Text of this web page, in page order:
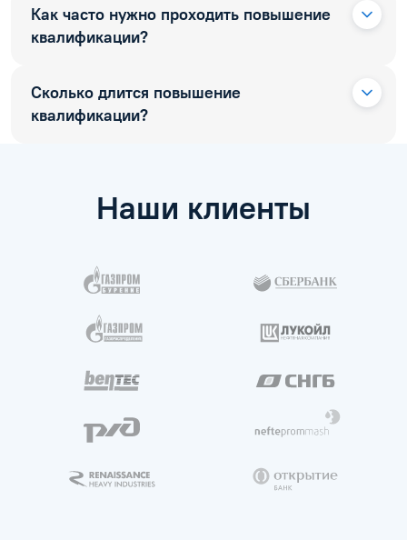
Как часто нужно проходить повышение
квалификации?
Сколько длится повышение
квалификации?
Наши клиенты